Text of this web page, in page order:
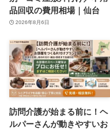
品回収の費用相場｜仙台
2026年8月6日
訪問介護が始まる前に！ヘ
ルパーさんが動きやすいお